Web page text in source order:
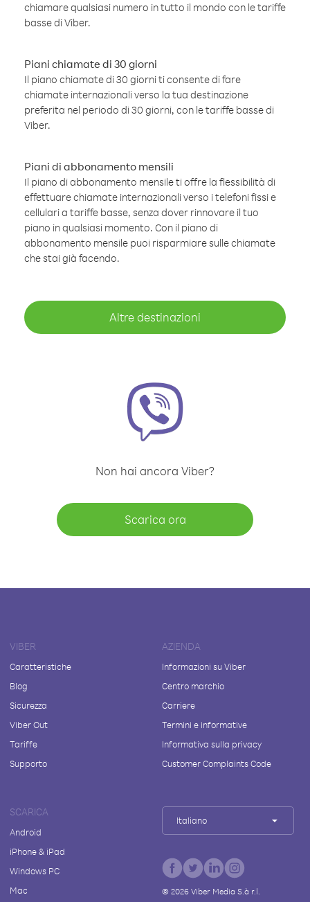
chiamare qualsiasi numero in tutto il mondo con le tariffe
basse di Viber.
Piani chiamate di 30 giorni
Il piano chiamate di 30 giorni ti consente di fare
chiamate internazionali verso la tua destinazione
preferita nel periodo di 30 giorni, con le tariffe basse di
Viber.
Piani di abbonamento mensili
Il piano di abbonamento mensile ti offre la flessibilità di
effettuare chiamate internazionali verso i telefoni fissi e
cellulari a tariffe basse, senza dover rinnovare il tuo
piano in qualsiasi momento. Con il piano di
abbonamento mensile puoi risparmiare sulle chiamate
che stai già facendo.
Altre destinazioni
Non hai ancora Viber?
Scarica ora
VIBER
Caratteristiche
Blog
Sicurezza
Viber Out
Tariffe
Supporto
AZIENDA
Informazioni su Viber
Centro marchio
Carriere
Termini e informative
Informativa sulla privacy
Customer Complaints Code
SCARICA
Android
iPhone & iPad
Windows PC
Mac
Italiano
© 2026Viber Media S.à r.l.